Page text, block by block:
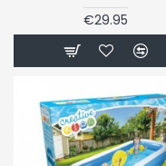
€29.95